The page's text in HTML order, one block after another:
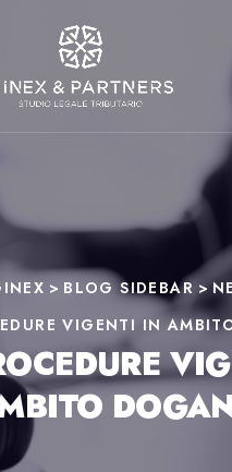
> BLOG SIDEBAR >
VIGENTI IN